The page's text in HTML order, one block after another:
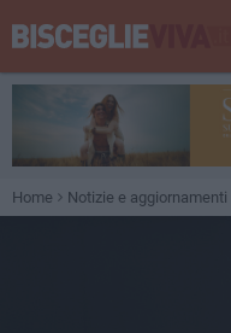
Home Notizie e aggiornamenti